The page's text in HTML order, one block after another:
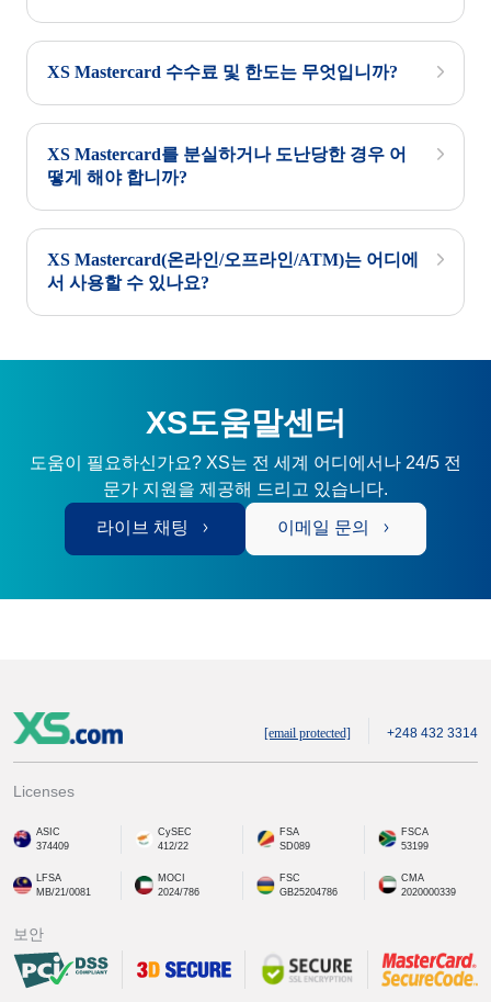
XS Mastercard 수수료 및 한도는 무엇입니까?
XS Mastercard를 분실하거나 도난당한 경우 어
떻게 해야 합니까?
XS Mastercard(온라인/오프라인/ATM)는 어디에
서 사용할 수 있나요?
XS도움말센터
도움이 필요하신가요? XS는 전 세계 어디에서나 24/5 전
문가 지원을 제공해 드리고 있습니다.
라이브 채팅 이메일 문의
[email protected] +248 432 3314
Licenses
ASIC
374409
CySEC
412/22
FSA
SD089
FSCA
53199
LFSA
MB/21/0081
MOCI
2024/786
FSC
GB25204786
CMA
2020000339
보안